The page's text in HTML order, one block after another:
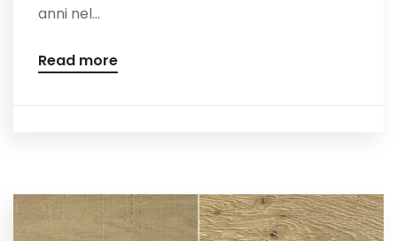
anni nel...
Read more